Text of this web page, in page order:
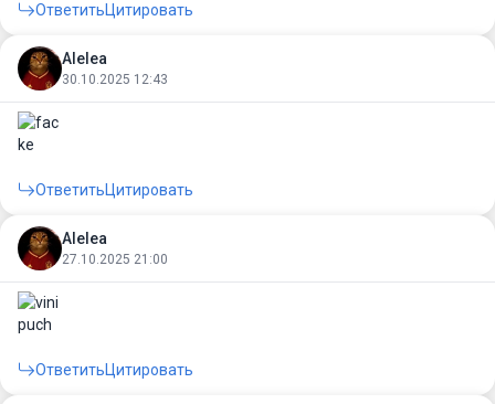
ОтветитьЦитировать
Alelea
30.10.2025 12:43
ОтветитьЦитировать
Alelea
27.10.2025 21:00
ОтветитьЦитировать